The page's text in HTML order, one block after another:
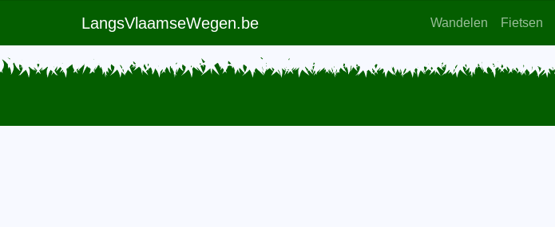
LangsVlaamseWegen.be Wandelen Fietsen